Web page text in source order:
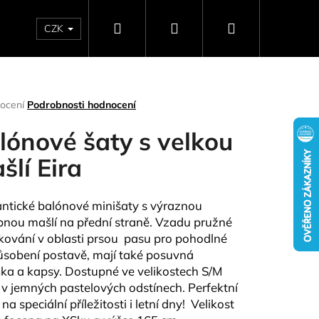
NAPIŠTE NÁM DÁRKOVÉ POUKAZY
CZK Hledat PřihlášeníNákupní
Podrobnosti hodnocení
šaty s velkou
Eira
balónové minišaty s výraznou
mašlí na přední straně. Vzadu pružné
v oblasti prsou pasu pro pohodlné
postavě, mají také posuvná
a kapsy. Dostupné ve velikostech S/M
v jemných pastelových odstínech. Perfektní
speciální příležitosti i letní dny! Velikost
Následující